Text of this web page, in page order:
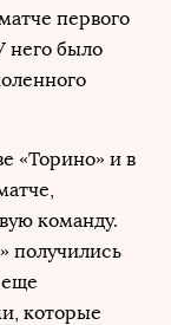
первого
него было
«Торино» и в
команду.
получились
которые